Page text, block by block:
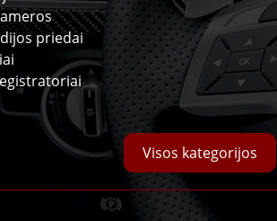
priedai
Visos kategorijos